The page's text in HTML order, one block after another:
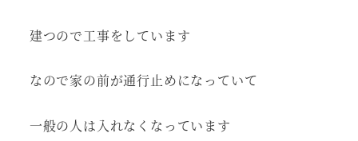
建つので工事をしています
なので家の前が通行止めになっていて
一般の人は入れなくなっています